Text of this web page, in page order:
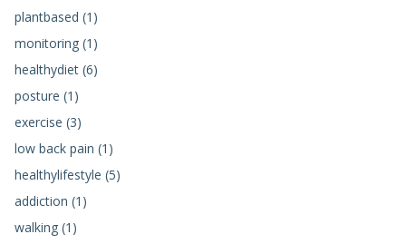
plantbased (1)
monitoring (1)
healthydiet (6)
posture (1)
exercise (3)
low back pain (1)
healthylifestyle (5)
addiction (1)
walking (1)